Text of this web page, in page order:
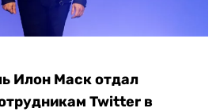
Илон Маск отдал
Twitter в